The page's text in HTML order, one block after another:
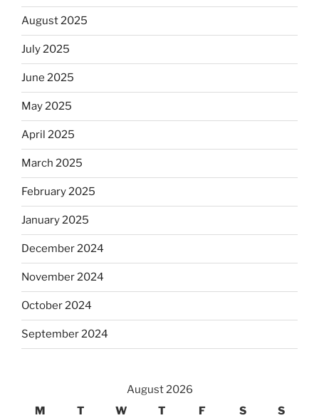
August 2025
July 2025
June 2025
May 2025
April 2025
March 2025
February 2025
January 2025
December 2024
November 2024
October 2024
September 2024
August 2026
M
T W T F S S